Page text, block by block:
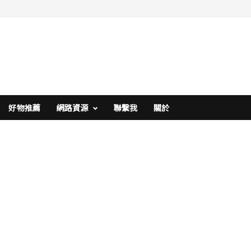
好物推薦 網路資源 聯繫我 關於